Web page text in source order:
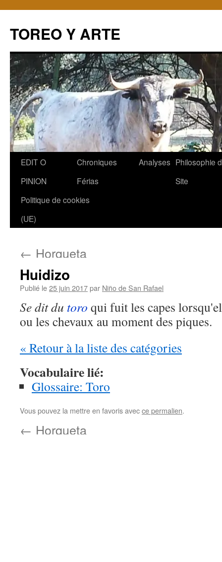
TOREO Y ARTE
Aller
contenu
EDIT O
PINION
Chroniques
Férias
Analyses Philosophie
Site
Politique de cookies
(UE)
← Horqueta
Huidizo
Publié le25 juin 2017par Niño de San Rafael
Se dit du toro qui fuit les capes
ou les chevaux au moment des piques.
« Retour à la liste des catégories
Vocabulaire lié:
Glossaire: Toro
Vous pouvez la mettre en favoris avecce permalien.
← Horqueta